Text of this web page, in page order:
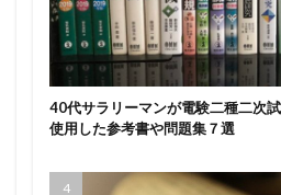
40代サラリーマンが電験二種二次
使用した参考書や問題集７選